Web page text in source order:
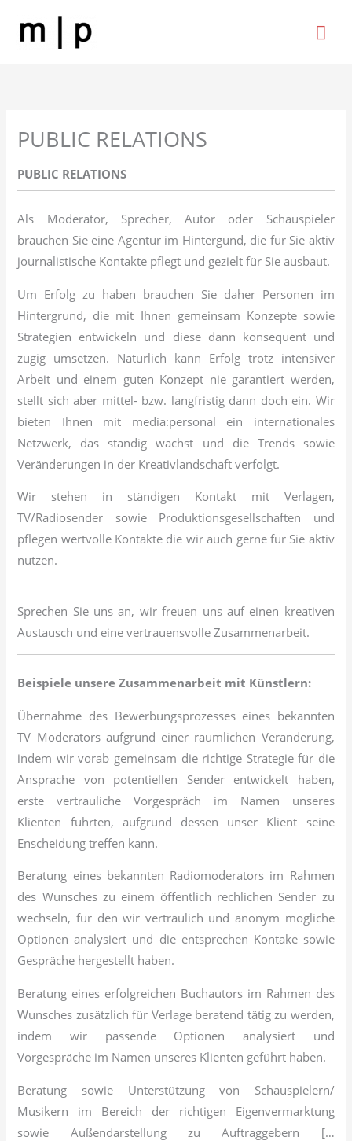
Inhalt
PUBLIC RELATIONS
PUBLIC RELATIONS
Als Moderator, Sprecher, Autor oder Schauspieler
brauchen Sie eine Agentur im Hintergund, die für Sie aktiv
journalistische Kontakte pflegt und gezielt für Sie ausbaut.
Um Erfolg zu haben brauchen Sie daher Personen im
Hintergrund, die mit Ihnen gemeinsam Konzepte sowie
Strategien entwickeln und diese dann konsequent und
zügig umsetzen. Natürlich kann Erfolg trotz intensiver
Arbeit und einem guten Konzept nie garantiert werden,
stellt sich aber mittel- bzw. langfristig dann doch ein. Wir
bieten Ihnen mit media:personal ein internationales
Netzwerk, das ständig wächst und die Trends sowie
Veränderungen in der Kreativlandschaft verfolgt.
Wir stehen in ständigen Kontakt mit Verlagen,
TV/Radiosender sowie Produktionsgesellschaften und
pflegen wertvolle Kontakte die wir auch gerne für Sie aktiv
nutzen.
Sprechen Sie uns an, wir freuen uns auf einen kreativen
Austausch und eine vertrauensvolle Zusammenarbeit.
Beispiele unsere Zusammenarbeit mit Künstlern:
Übernahme des Bewerbungsprozesses eines bekannten
TV Moderators aufgrund einer räumlichen Veränderung,
indem wir vorab gemeinsam die richtige Strategie für die
Ansprache von potentiellen Sender entwickelt haben,
erste vertrauliche Vorgespräch im Namen unseres
Klienten führten, aufgrund dessen unser Klient seine
Enscheidung treffen kann.
Beratung eines bekannten Radiomoderators im Rahmen
des Wunsches zu einem öffentlich rechlichen Sender zu
wechseln, für den wir vertraulich und anonym mögliche
Optionen analysiert und die entsprechen Kontake sowie
Gespräche hergestellt haben.
Beratung eines erfolgreichen Buchautors im Rahmen des
Wunsches zusätzlich für Verlage beratend tätig zu werden,
indem wir passende Optionen analysiert und
Vorgespräche im Namen unseres Klienten geführt haben.
Beratung sowie Unterstützung von Schauspielern/
Musikern im Bereich der richtigen Eigenvermarktung
sowie Außendarstellung zu Auftraggebern […